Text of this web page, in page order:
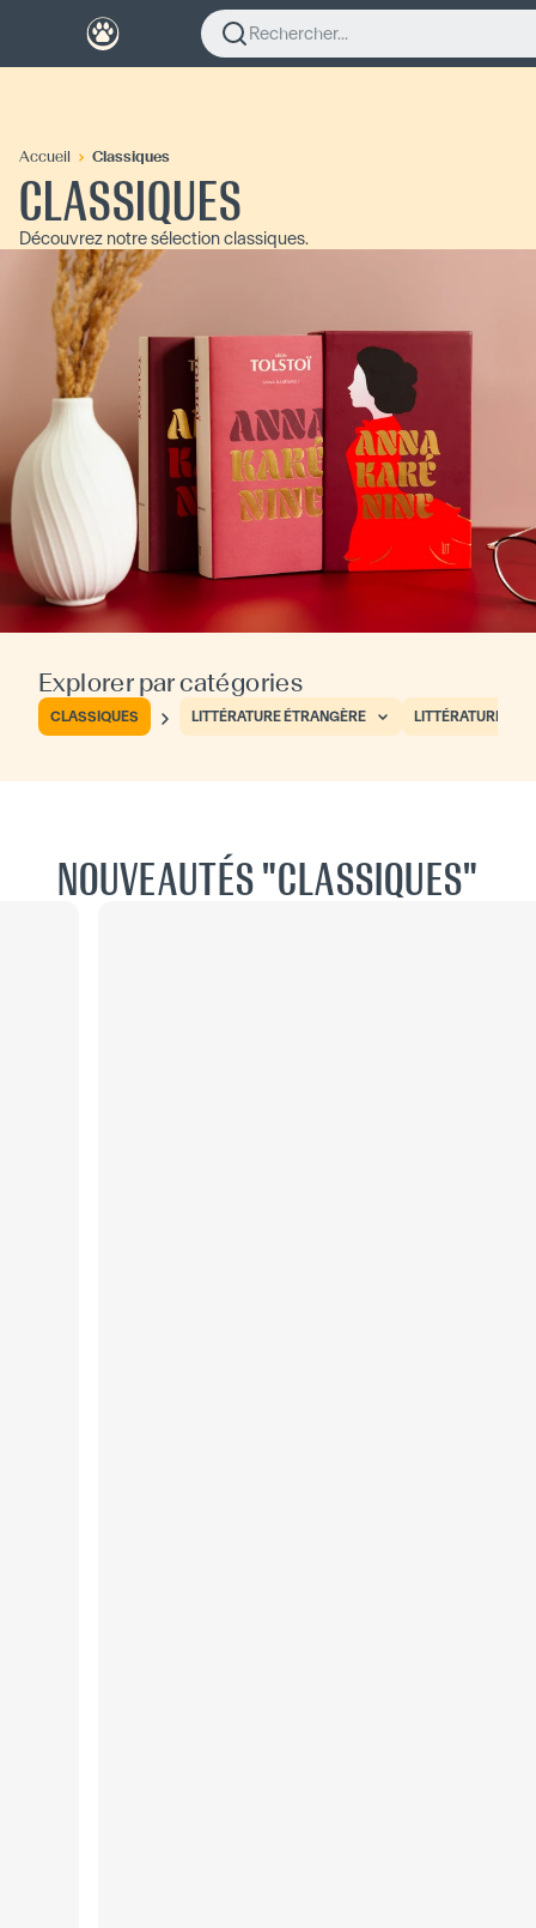
Rechercher...
Accueil Classiques
CLASSIQUES
Découvrez notre sélection classiques.
Explorer par catégories
CLASSIQUES LITTÉRATURE ÉTRANGÈRE LITTÉRATURE
NOUVEAUTÉS "CLASSIQUES"